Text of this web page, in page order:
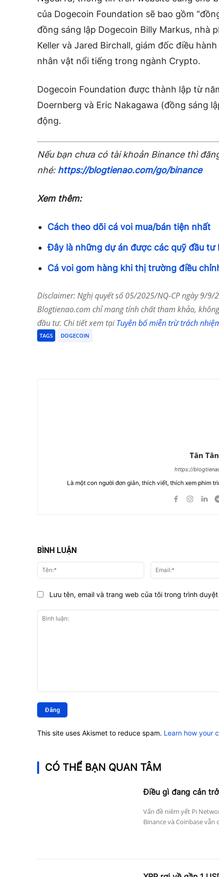
của Dogecoin Foundation sẽ bao gồm
đồng sáng lập Dogecoin Billy Markus, nhà
Keller và Jared Birchall, giám đốc điều
nhân vật nổi tiếng trong ngành Crypto.
Dogecoin Foundation được thành lập từ
Doernberg và Eric Nakagawa (đồng sáng
động.
Nếu bạn chưa có tài khoản Binance thì
nhé: https://blogtienao.com/go/binance
Xem thêm:
Cách theo dõi cá voi mua/bán tiện nhất
Đây là những dự án được các quỹ đầu tư
Cá voi gom hàng khi thị trường điều
Disclaimer: Nghị quyết số 05/2025/NQ-CP ngày 9/
Blogtienao.com chỉ mang tính chất tham khảo,
đầu tư. Chi tiết xem tạiTuyên bố miễn trừ trách
TAGS DOGECOIN
Tân Tân
https://
Là một con người đơn giản, thích viết, thích xem phim
BÌNH LUẬN
luận:
Tên:*
Lưu tên, email và trang web của tôi trong trình
This site uses Akismet to reduce spam. Learn how your
CÓ THỂ BẠN QUAN TÂM
Điều gì đang cản
Vấn đề niêm yết Pi
Binance và Coinbase vẫn